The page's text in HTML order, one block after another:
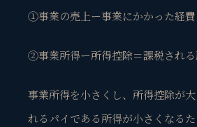
①事業の売上ー事業にかかった経
②事業所得ー所得控除＝課税され
事業所得を小さくし、所得控除が
れるパイである所得が小さくなる